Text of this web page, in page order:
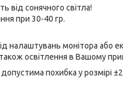
від сонячного світла!
при 30-40 гр.
налаштувань монітора або
освітлення в Вашому
похибка у розмірі